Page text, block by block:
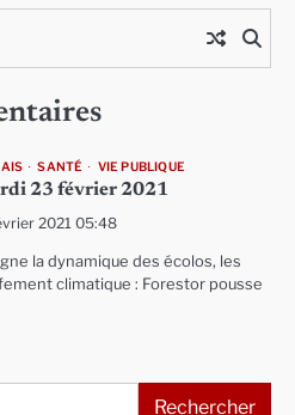
SANTÉ VIE PUBLIQUE
23 février 2021
2021 05:48
la dynamique des écolos, les
climatique : Forestor pousse
Rechercher